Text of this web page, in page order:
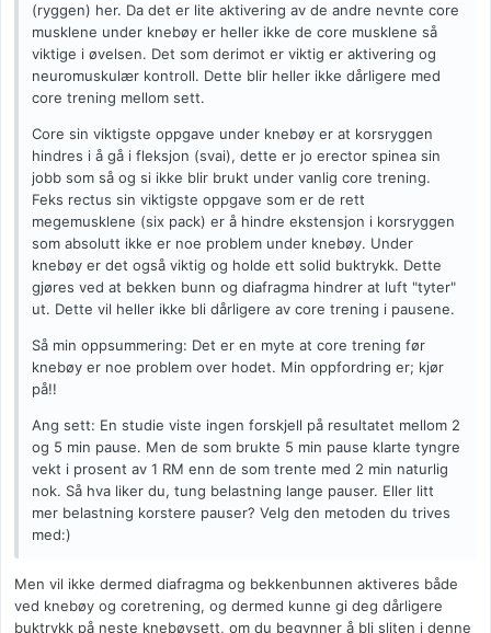
(ryggen) her. Da det er lite aktivering av de andre nevnte core
musklene under knebøy er heller ikke de core musklene så
viktige i øvelsen. Det som derimot er viktig er aktivering og
neuromuskulær kontroll. Dette blir heller ikke dårligere med
core trening mellom sett.
Core sin viktigste oppgave under knebøy er at korsryggen
hindres i å gå i fleksjon (svai), dette er jo erector spinea sin
jobb som så og si ikke blir brukt under vanlig core trening.
Feks rectus sin viktigste oppgave som er de rett
megemusklene (six pack) er å hindre ekstensjon i korsryggen
som absolutt ikke er noe problem under knebøy. Under
knebøy er det også viktig og holde ett solid buktrykk. Dette
gjøres ved at bekken bunn og diafragma hindrer at luft "tyter"
ut. Dette vil heller ikke bli dårligere av core trening i pausene.
Så min oppsummering: Det er en myte at core trening før
knebøy er noe problem over hodet. Min oppfordring er; kjør
på!!
Ang sett: En studie viste ingen forskjell på resultatet mellom 2
og 5 min pause. Men de som brukte 5 min pause klarte tyngre
vekt i prosent av 1 RM enn de som trente med 2 min naturlig
nok. Så hva liker du, tung belastning lange pauser. Eller litt
mer belastning korstere pauser? Velg den metoden du trives
med:)
Men vil ikke dermed diafragma og bekkenbunnen aktiveres både
ved knebøy og coretrening, og dermed kunne gi deg dårligere
buktrykk på neste knebøysett, om du begynner å bli sliten i denne